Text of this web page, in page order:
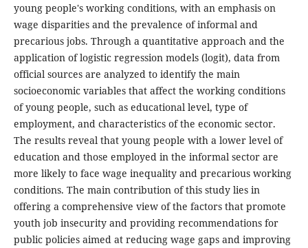
young people's working conditions, with an emphasis on
wage disparities and the prevalence of informal and
precarious jobs. Through a quantitative approach and the
application of logistic regression models (logit), data from
official sources are analyzed to identify the main
socioeconomic variables that affect the working conditions
of young people, such as educational level, type of
employment, and characteristics of the economic sector.
The results reveal that young people with a lower level of
education and those employed in the informal sector are
more likely to face wage inequality and precarious working
conditions. The main contribution of this study lies in
offering a comprehensive view of the factors that promote
youth job insecurity and providing recommendations for
public policies aimed at reducing wage gaps and improving